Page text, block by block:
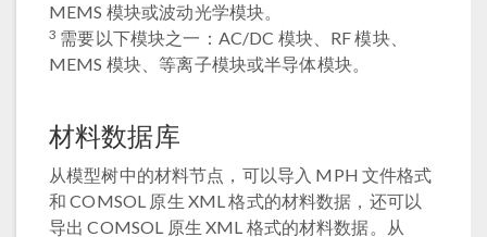
MEMS 模块或波动光学模块。
3 需要以下模块之一：AC/DC 模块、RF 模块、
MEMS 模块、等离子模块或半导体模块。
材料数据库
从模型树中的材料节点，可以导入 MPH 文件格式
和 COMSOL 原生 XML 格式的材料数据，还可以
导出 COMSOL 原生 XML 格式的材料数据。从